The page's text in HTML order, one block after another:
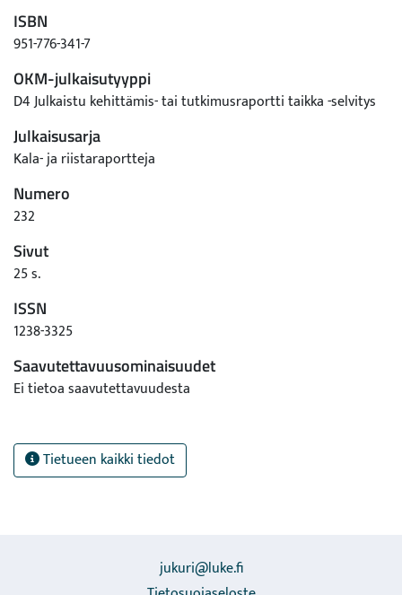
ISBN
951-776-341-7
OKM-julkaisutyyppi
D4 Julkaistu kehittämis- tai tutkimusraportti taikka -selvitys
Julkaisusarja
Kala- ja riistaraportteja
Numero
232
Sivut
25 s.
ISSN
1238-3325
Saavutettavuusominaisuudet
Ei tietoa saavutettavuudesta
Tietueen kaikki tiedot
jukuri@luke.fi